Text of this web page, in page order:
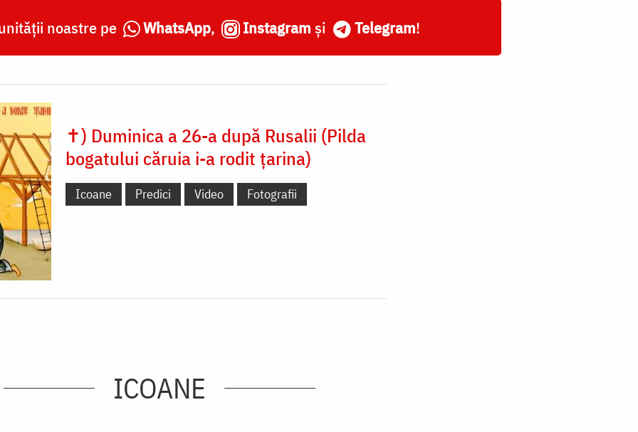
noastre pe WhatsApp, Instagram și Telegram!
✝) Duminica a 26-a după Rusalii (Pilda
bogatului căruia i-a rodit țarina)
Icoane Predici Video Fotografii
ICOANE